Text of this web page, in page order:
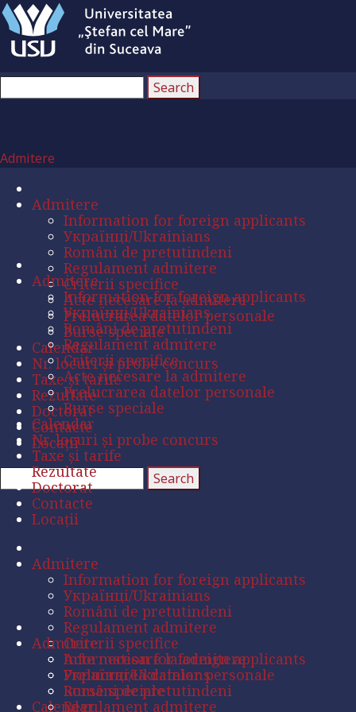
Admitere
Admitere
Information for foreign applicants
Українці/Ukrainians
Români de pretutindeni
Regulament admitere
Criterii specifice
Acte necesare la admitere
Prelucrarea datelor personale
Burse speciale
Calendar
Nr. locuri și probe concurs
Taxe și tarife
Rezultate
Doctorat
Contacte
Locații
Admitere
Information for foreign applicants
Українці/Ukrainians
Români de pretutindeni
Regulament admitere
Criterii specifice
Acte necesare la admitere
Prelucrarea datelor personale
Burse speciale
Calendar
Nr. locuri și probe concurs
Taxe și tarife
Rezultate
Doctorat
Contacte
Locații
Admitere
Information for foreign applicants
Українці/Ukrainians
Români de pretutindeni
Regulament admitere
Criterii specifice
Acte necesare la admitere
Prelucrarea datelor personale
Burse speciale
Calendar
Admitere
Information for foreign applicants
Українці/Ukrainians
Români de pretutindeni
Regulament admitere